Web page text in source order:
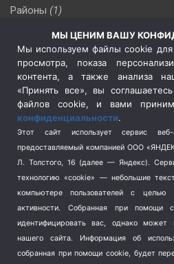
Районы (1)
(510)
Сельское хозяйство (3)
Социальная политика
(3)
Спецоперация в Украине
Спецоперация на Украине
(404)
Спорт (740)
Терроризм (1)
Транспорт (262)
Туризм (178)
Школа и спорт (2)
МЫ ЦЕНИМ ВАШУ
Мы используем файлы cookie
просмотра, показа
контента, а также анализа
«Принять все», вы
файлов cookie, и вами
конфиденциальности.
Этот сайт использует сервис веб-
предоставляемый компанией ООО
Л. Толстого, 16 (далее — Яндекс).
технологию «cookie» — небольшие
компьютере пользователей с целью
активности.
Собранная при помощи
идентифицировать вас, однако
нашего сайта. Информация об
собранная при помощи cookie, будет